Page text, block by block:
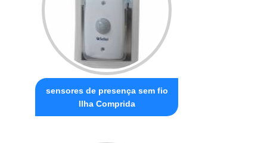
sensores de presença sem fio
Ilha Comprida